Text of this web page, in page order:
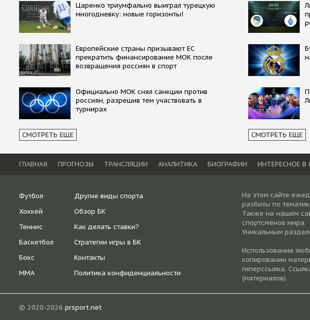
Царенко триумфально выиграл турецкую
многодневку: новые горизонты!
Европейские страны призывают ЕС
прекратить финансирование МОК после
возвращения россиян в спорт
Официально МОК снял санкции против
россиян, разрешив тем участвовать в
турнирах
СМОТРЕТЬ ЕЩЕ СМОТРЕТЬ ЕЩЕ
ГЛАВНАЯ ПРОГНОЗЫ ТРАНСЛЯЦИИ АНАЛИТИКА БИОГРАФИИ ИНТЕРЕСНОЕ В
Футбол
Хоккей
Теннис
Баскетбол
Бокс
ММА
Другие виды спорта
Обзор БК
Как делать ставки?
Стратегии игры в БК
Контакты
Политика конфиденциальности
На этом сайте
разбиты по
Также на нашем
спортсменов мира.
Уникальным
Использование
копировании
гиперссылка.
(материалов).
© 2020-2026 prsport.net